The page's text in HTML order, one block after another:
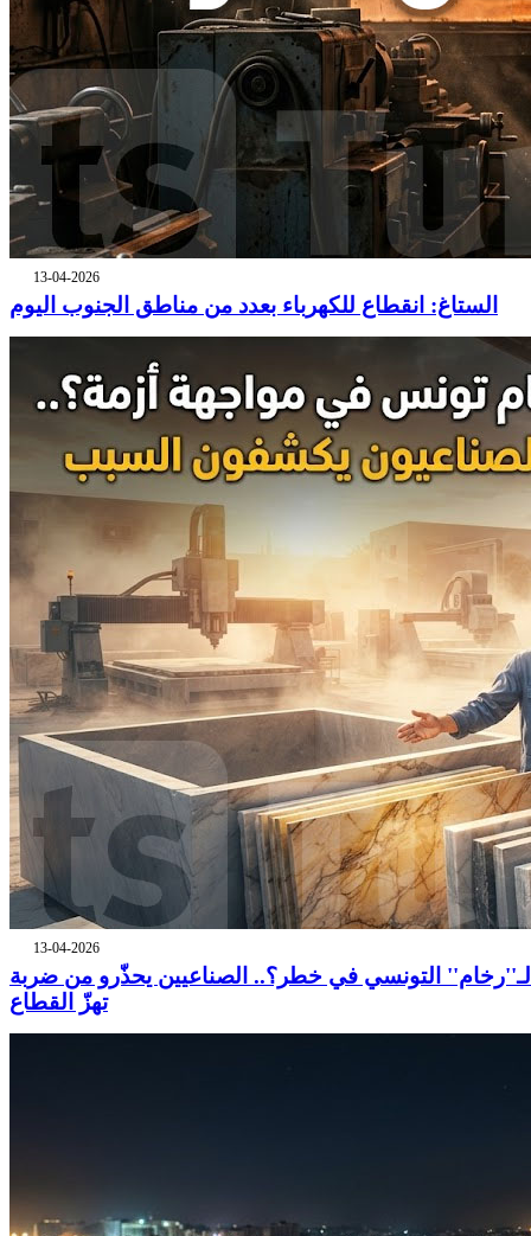
13-04-2026
الستاغ: انقطاع للكهرباء بعدد من مناطق الجنوب اليوم
13-04-2026
التونسي في خطر؟.. الصناعيين يحذّرو من ضربة
تهزّ القطاع